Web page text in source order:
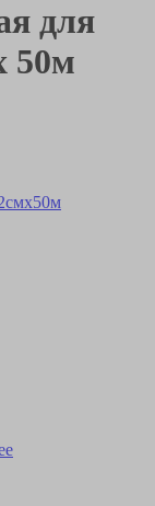
для
50м